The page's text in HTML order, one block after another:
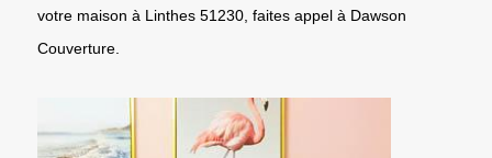
votre maison à Linthes 51230, faites appel à Dawson
Couverture.